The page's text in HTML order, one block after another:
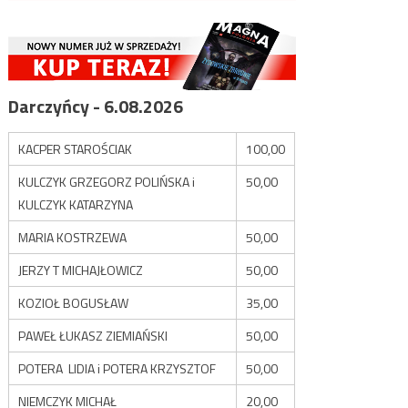
Darczyńcy - 6.08.2026
KACPER STAROŚCIAK
100,00
KULCZYK GRZEGORZ POLIŃSKA i
KULCZYK KATARZYNA
50,00
MARIA KOSTRZEWA
50,00
JERZY T MICHAJŁOWICZ
50,00
KOZIOŁ BOGUSŁAW
35,00
PAWEŁ ŁUKASZ ZIEMIAŃSKI
50,00
POTERA LIDIA i POTERA KRZYSZTOF
50,00
NIEMCZYK MICHAŁ
20,00